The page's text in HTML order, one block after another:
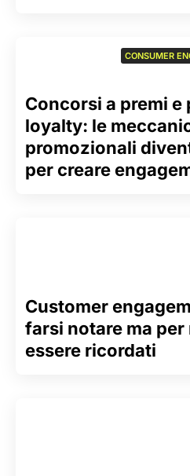
Concorsi a premi e
loyalty: le
promozionali
per creare
CONSUMER
Customer
farsi notare ma per
essere ricordati